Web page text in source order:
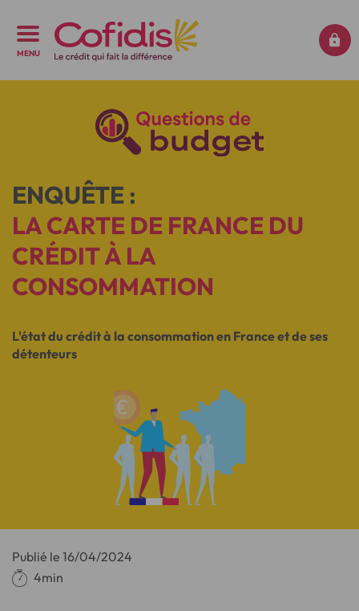
MENU
ENQUÊTE :
LA CARTE DE FRANCE DU
CRÉDIT À LA
CONSOMMATION
L'état du crédit à la consommation en France et de ses
détenteurs
Publié le 16/04/2024
4min